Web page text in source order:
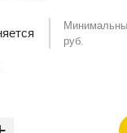
руб.